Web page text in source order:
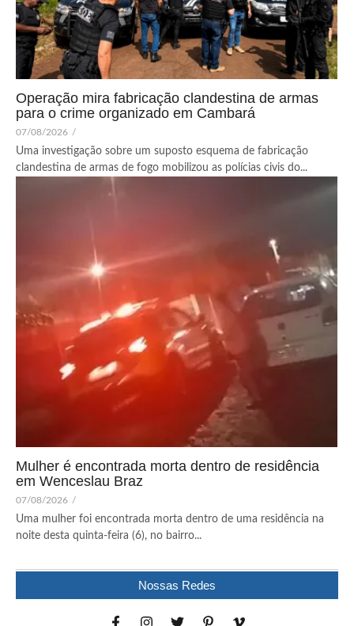
Operação mira fabricação clandestina de armas
para o crime organizado em Cambará
07/08/2026 /
Uma investigação sobre um suposto esquema de fabricação
clandestina de armas de fogo mobilizou as polícias civis do...
Mulher é encontrada morta dentro de residência
em Wenceslau Braz
07/08/2026 /
Uma mulher foi encontrada morta dentro de uma residência na
noite desta quinta-feira (6), no bairro...
Nossas Redes